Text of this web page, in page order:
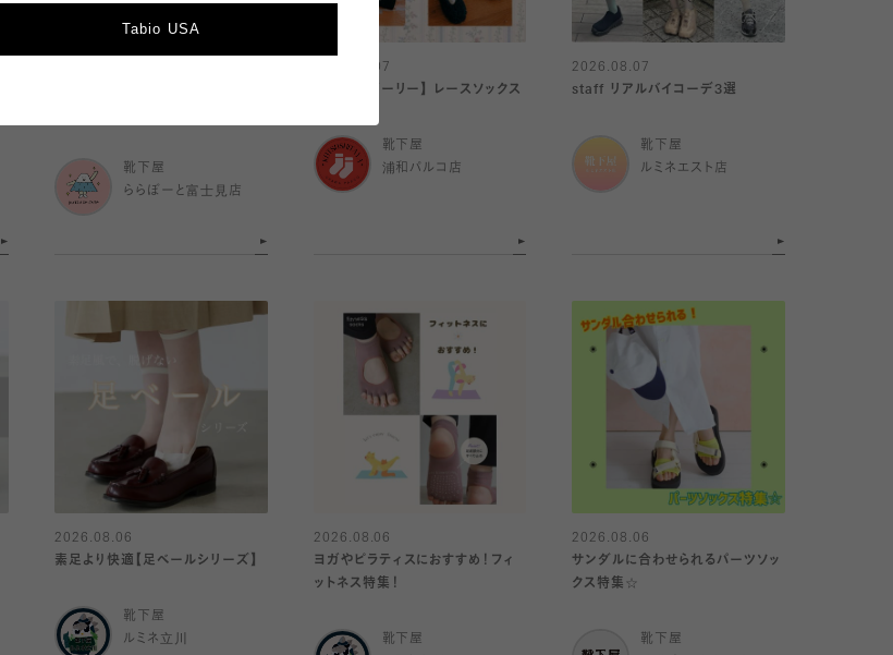
靴下屋
ららぽーと富士見店
2026.08.07
【華やか ガーリー】 レースソックス
靴下屋
浦和パルコ店
2026.08.07
staff リアルバイコーデ3選
靴下屋
ルミネエスト店
2026.08.06
素足より快適【足ベールシリーズ】
靴下屋
ルミネ立川
2026.08.06
ヨガやピラティスにおすすめ！フィ
ットネス特集！
靴下屋
2026.08.06
サンダルに合わせられるパーツソッ
クス特集☆
靴下屋
Tabio USA